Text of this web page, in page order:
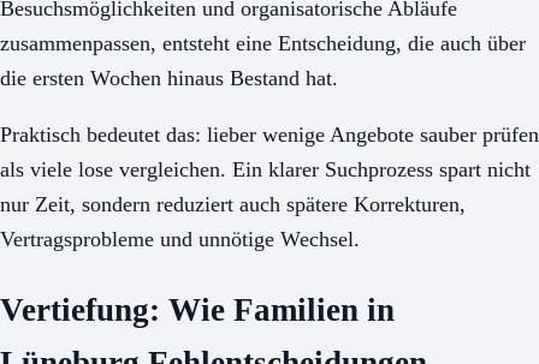
Besuchsmöglichkeiten und organisatorische Abläufe
zusammenpassen, entsteht eine Entscheidung, die auch über
die ersten Wochen hinaus Bestand hat.
Praktisch bedeutet das: lieber wenige Angebote sauber prüfen
als viele lose vergleichen. Ein klarer Suchprozess spart nicht
nur Zeit, sondern reduziert auch spätere Korrekturen,
Vertragsprobleme und unnötige Wechsel.
Vertiefung: Wie Familien in